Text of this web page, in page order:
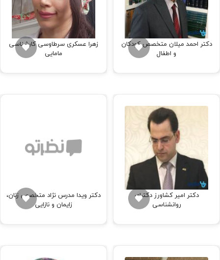
دکتر احمد میلان متخصص کودکان
و اطفال
زهرا عسکری سرطاوسی کارشناسی
مامایی
دکتر امیر کشاورز دکترای
روانشناسی
دکتر ویدا مدرس نژاد متخصص زنان،
زایمان و نازایی